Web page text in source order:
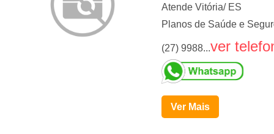
Atende Vitória/ ES
Planos de Saúde e
(27) 9988...ver
Ver Mais